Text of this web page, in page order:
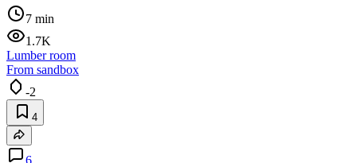
7 min
1.7K
Lumber room
From sandbox
-2
4
6